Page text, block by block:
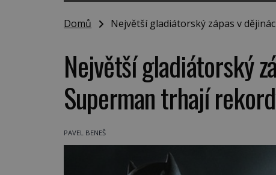
Domů Největší gladiátorský zápas v
Největší gladiátorský
Superman trhají
PAVEL BENEŠ